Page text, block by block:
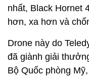
nhất, Black Hornet
hơn, xa hơn và
Drone này do
đã giành giải
Bộ Quốc phòng